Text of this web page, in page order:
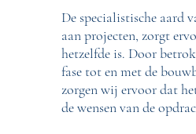
De specialistische aard
aan projecten, zorgt
hetzelfde is. Door
fase tot en met de
zorgen wij ervoor dat
de wensen van de